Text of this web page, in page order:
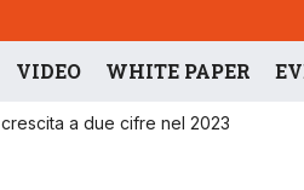
VIDEO WHITE PAPER
a due cifre nel 2023